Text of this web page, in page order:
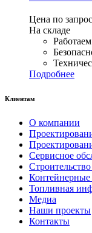
Цена по
На складе
Подробнее
Клиентам
О компании
Сервисное
Топливная
Медиа
Наши проекты
Контакты